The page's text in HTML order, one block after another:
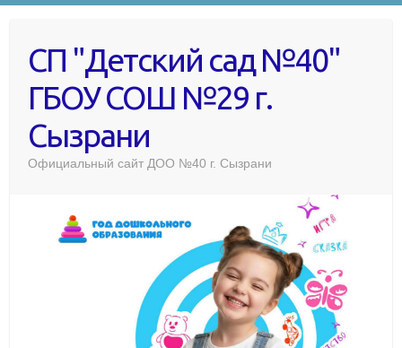
СП "Детский сад №40"
ГБОУ СОШ №29 г.
Сызрани
Официальный сайт ДОО №40 г. Сызрани